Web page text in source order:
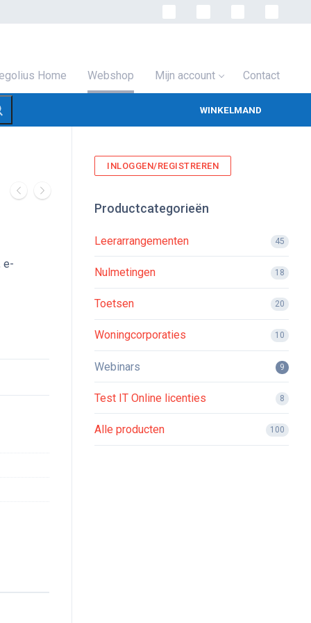
Home Webshop Mijn account Contact
WINKELMAND
e-
INLOGGEN/REGISTREREN
Productcategorieën
Leerarrangementen 45
Nulmetingen 18
Toetsen 20
Woningcorporaties 10
Webinars 9
Test IT Online licenties 8
Alle producten 100